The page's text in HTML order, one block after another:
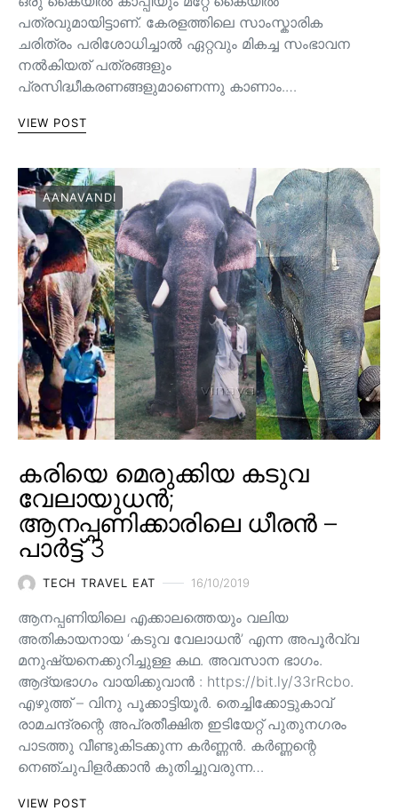
പത്രവുമായിട്ടാണ്. കേരളത്തിലെ സാംസ്കാരിക
ചരിത്രം പരിശോധിച്ചാല്‍ ഏറ്റവും മികച്ച സംഭാവന
നല്‍കിയത് പത്രങ്ങളും
പ്രസിദ്ധീകരണങ്ങളുമാണെന്നു കാണാം.…
VIEW POST
AANAVANDI
കരിയെ മെരുക്കിയ കടുവ
വേലായുധൻ;
ആനപ്പണിക്കാരിലെ ധീരൻ –
പാർട്ട് 3
TECH TRAVEL EAT 16/10/2019
ആനപ്പണിയിലെ എക്കാലത്തെയും വലിയ
അതികായനായ ‘കടുവ വേലാധൻ’ എന്ന അപൂർവ്വ
മനുഷ്യനെക്കുറിച്ചുള്ള കഥ. അവസാന ഭാഗം.
ആദ്യഭാഗം വായിക്കുവാൻ : https://bit.ly/33rRcbo.
എഴുത്ത് – വിനു പൂക്കാട്ടിയൂർ. തെച്ചിക്കോട്ടുകാവ്
രാമചന്ദ്രന്റെ അപ്രതീക്ഷിത ഇടിയേറ്റ് പുതുനഗരം
പാടത്തു വീണ്ടുകിടക്കുന്ന കർണ്ണൻ. കർണ്ണന്റെ
നെഞ്ചുപിളർക്കാൻ കുതിച്ചുവരുന്ന…
VIEW POST